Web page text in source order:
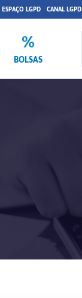
ESPAÇO LGPD CANAL LGPD
BOLSAS